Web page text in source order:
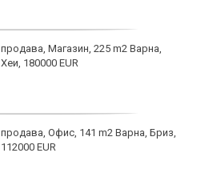
продава, Магазин, 225 m2 Варна,
Хеи, 180000 EUR
продава, Офис, 141 m2 Варна, Бриз,
112000 EUR